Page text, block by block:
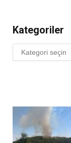
Kategoriler
Kategoriler